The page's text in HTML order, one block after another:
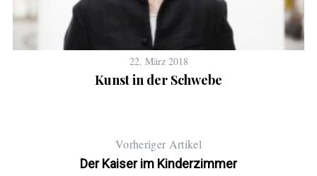
22. März 2018
Kunst in der Schwebe
Vorheriger Artikel
Der Kaiser im Kinderzimmer